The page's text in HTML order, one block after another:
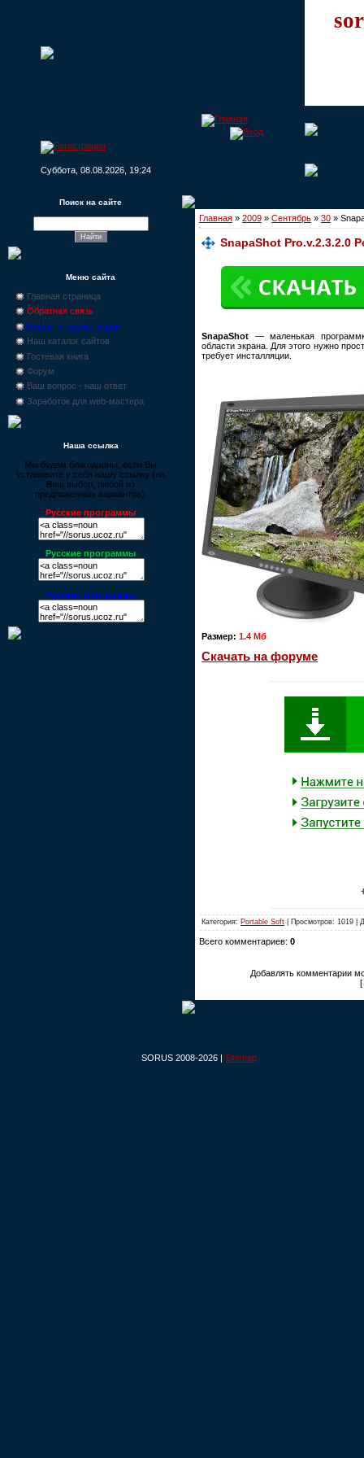
Суббота, 08.08.2026, 19:24
Поиск на сайте
Меню сайта
Главная страница
Обратная связь
Новости, промо-акции
Наш каталог сайтов
Гостевая книга
Форум
Ваш вопрос - наш ответ
Заработок для web-мастера
Наша ссылка
Мы будем благодарны, если Вы
установите у себя нашу ссылку (на
Ваш выбор, любой из
предложенных вариантов):
Русские программы
Русские программы
Русские программы
Главная » 2009 » Сентябрь » 30 »
SnapaShot Pro.v.2.3.2.0
SnapaShot — маленькая
области экрана. Для этого нужно
требует инсталляции.
Размер: 1.4 Мб
Скачать на форуме
Категория: Portable Soft | Просмотров: 1019 |
Всего комментариев: 0
Добавлять комментарии
[
SORUS 2008-2026 | Sitemap